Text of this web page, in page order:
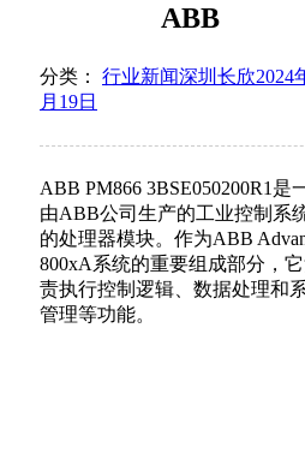
ABB
分类： 行业新闻深圳长欣2024
月19日
ABB PM866 3BSE050200R1是
由ABB公司生产的工业控制系
的处理器模块。作为ABB
800xA系统的重要组成部分，
责执行控制逻辑、数据处理和
管理等功能。